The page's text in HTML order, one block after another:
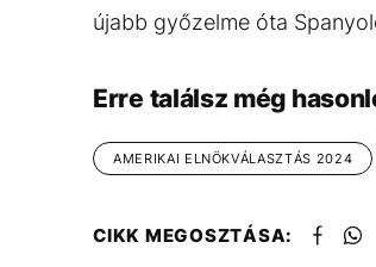
újabb győzelme óta
Erre találsz még
AMERIKAI ELNÖKVÁLASZTÁS 2024
CIKK MEGOSZTÁSA: